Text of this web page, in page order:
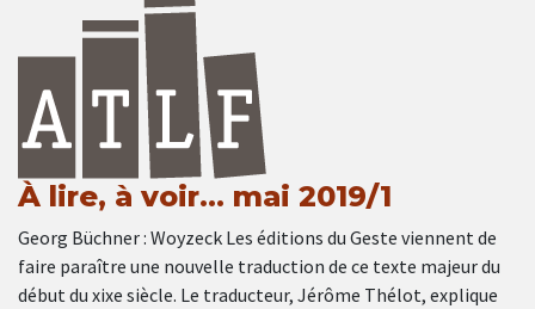
À lire, à voir… mai 2019/1
Georg Büchner : Woyzeck Les éditions du Geste viennent de
faire paraître une nouvelle traduction de ce texte majeur du
début du xixe siècle. Le traducteur, Jérôme Thélot, explique